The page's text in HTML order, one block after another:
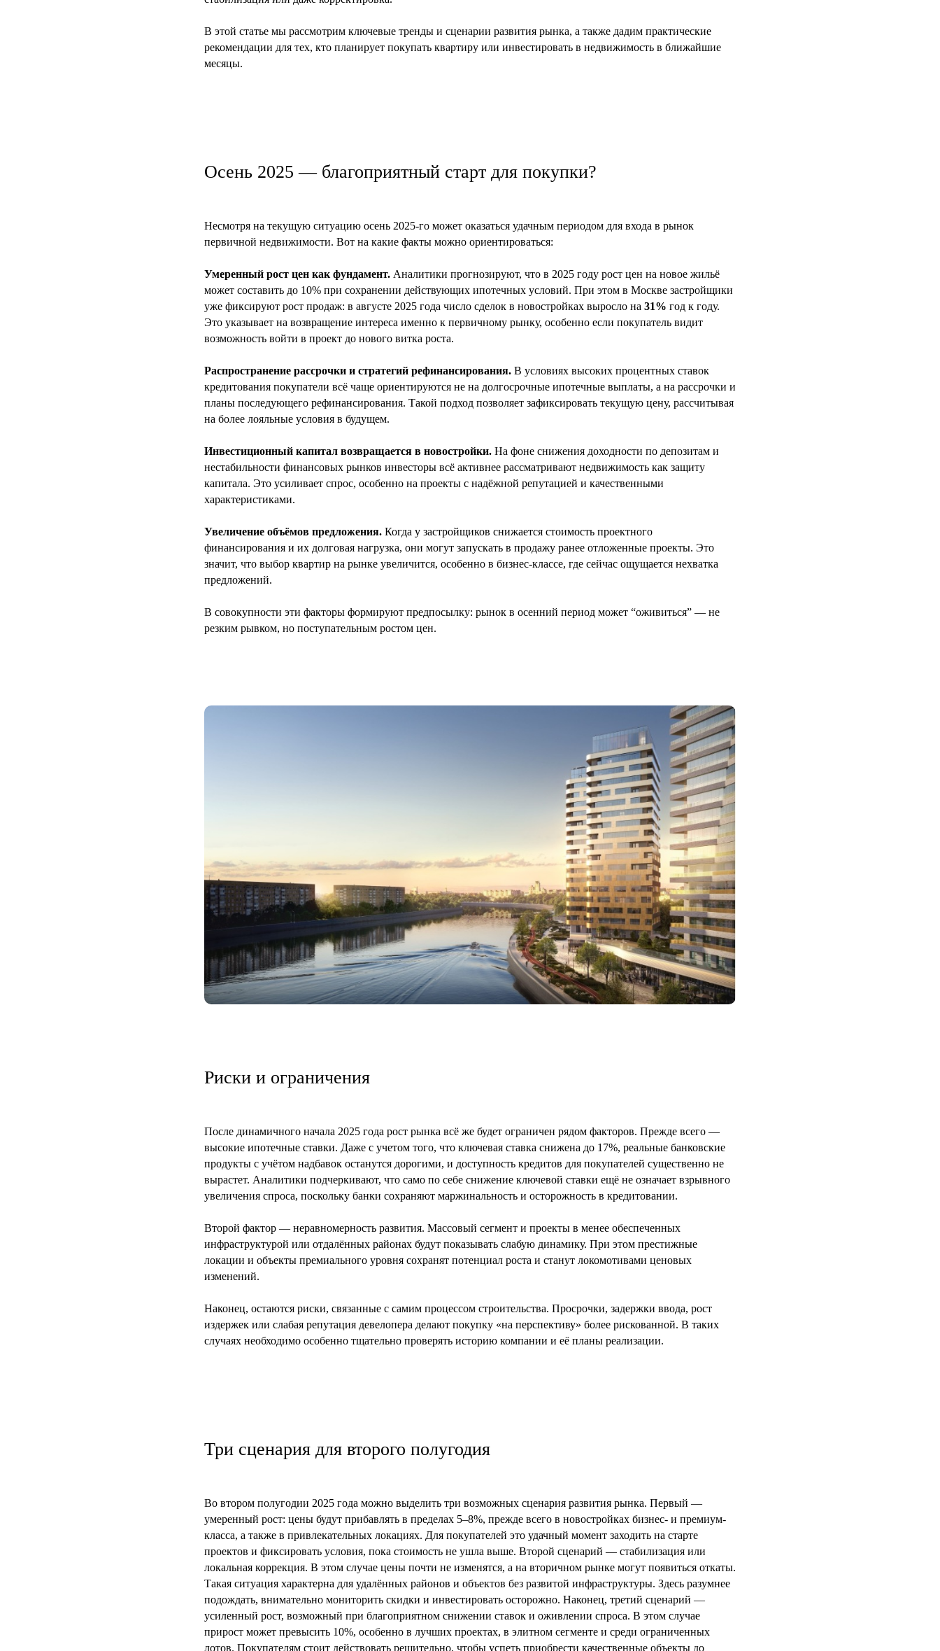
В этой статье мы рассмотрим ключевые тренды и сценарии развития рынка, а также дадим практические
рекомендации для тех, кто планирует покупать квартиру или инвестировать в недвижимость в ближайшие
месяцы.
Осень 2025 — благоприятный старт для покупки?
Несмотря на текущую ситуацию осень 2025-го может оказаться удачным периодом для входа в рынок
первичной недвижимости. Вот на какие факты можно ориентироваться:
Умеренный рост цен как фундамент. Аналитики прогнозируют, что в 2025 году рост цен на новое жильё
может составить до 10% при сохранении действующих ипотечных условий. При этом в Москве застройщики
уже фиксируют рост продаж: в августе 2025 года число сделок в новостройках выросло на 31% год к году.
Это указывает на возвращение интереса именно к первичному рынку, особенно если покупатель видит
возможность войти в проект до нового витка роста.
Распространение рассрочки и стратегий рефинансирования. В условиях высоких процентных ставок
кредитования покупатели всё чаще ориентируются не на долгосрочные ипотечные выплаты, а на рассрочки и
планы последующего рефинансирования. Такой подход позволяет зафиксировать текущую цену, рассчитывая
на более лояльные условия в будущем.
Инвестиционный капитал возвращается в новостройки. На фоне снижения доходности по депозитам и
нестабильности финансовых рынков инвесторы всё активнее рассматривают недвижимость как защиту
капитала. Это усиливает спрос, особенно на проекты с надёжной репутацией и качественными
характеристиками.
Увеличение объёмов предложения. Когда у застройщиков снижается стоимость проектного
финансирования и их долговая нагрузка, они могут запускать в продажу ранее отложенные проекты. Это
значит, что выбор квартир на рынке увеличится, особенно в бизнес-классе, где сейчас ощущается нехватка
предложений.
В совокупности эти факторы формируют предпосылку: рынок в осенний период может “оживиться” — не
резким рывком, но поступательным ростом цен.
Риски и ограничения
После динамичного начала 2025 года рост рынка всё же будет ограничен рядом факторов. Прежде всего —
высокие ипотечные ставки. Даже с учетом того, что ключевая ставка снижена до 17%, реальные банковские
продукты с учётом надбавок останутся дорогими, и доступность кредитов для покупателей существенно не
вырастет. Аналитики подчеркивают, что само по себе снижение ключевой ставки ещё не означает взрывного
увеличения спроса, поскольку банки сохраняют маржинальность и осторожность в кредитовании.
Второй фактор — неравномерность развития. Массовый сегмент и проекты в менее обеспеченных
инфраструктурой или отдалённых районах будут показывать слабую динамику. При этом престижные
локации и объекты премиального уровня сохранят потенциал роста и станут локомотивами ценовых
изменений.
Наконец, остаются риски, связанные с самим процессом строительства. Просрочки, задержки ввода, рост
издержек или слабая репутация девелопера делают покупку «на перспективу» более рискованной. В таких
случаях необходимо особенно тщательно проверять историю компании и её планы реализации.
Три сценария для второго полугодия
Во втором полугодии 2025 года можно выделить три возможных сценария развития рынка. Первый —
умеренный рост: цены будут прибавлять в пределах 5–8%, прежде всего в новостройках бизнес- и премиум-
класса, а также в привлекательных локациях. Для покупателей это удачный момент заходить на старте
проектов и фиксировать условия, пока стоимость не ушла выше. Второй сценарий — стабилизация или
локальная коррекция. В этом случае цены почти не изменятся, а на вторичном рынке могут появиться откаты.
Такая ситуация характерна для удалённых районов и объектов без развитой инфраструктуры. Здесь разумнее
подождать, внимательно мониторить скидки и инвестировать осторожно. Наконец, третий сценарий —
усиленный рост, возможный при благоприятном снижении ставок и оживлении спроса. В этом случае
прирост может превысить 10%, особенно в лучших проектах, в элитном сегменте и среди ограниченных
лотов. Покупателям стоит действовать решительно, чтобы успеть приобрести качественные объекты до